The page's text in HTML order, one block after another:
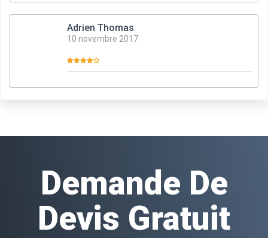
Adrien Thomas
10 novembre 2017
Demande De
Devis Gratuit